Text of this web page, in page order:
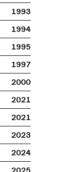
1993
1994
1995
1997
2000
2021
2021
2023
2024